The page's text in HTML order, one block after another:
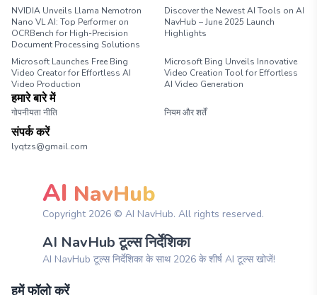
NVIDIA Unveils Llama Nemotron
Nano VL AI: Top Performer on
OCRBench for High-Precision
Document Processing Solutions
Discover the Newest AI Tools on AI
NavHub – June 2025 Launch
Highlights
Microsoft Launches Free Bing
Video Creator for Effortless AI
Video Production
Microsoft Bing Unveils Innovative
Video Creation Tool for Effortless
AI Video Generation
हमारे बारे में
गोपनीयता नीति नियम और शर्तें
संपर्क करें
lyqtzs@gmail.com
AI NavHub
Copyright 2026© AI NavHub. All rights reserved.
AI NavHub टूल्स निर्देशिका
AI NavHub टूल्स निर्देशिका के साथ 2026 के शीर्ष AI टूल्स खोजें!
हमें फॉलो करें